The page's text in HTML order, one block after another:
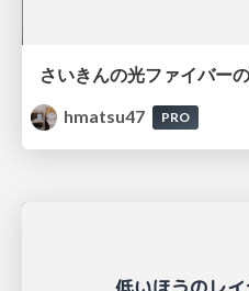
さいきんの光ファイバー
hmatsu47
PRO